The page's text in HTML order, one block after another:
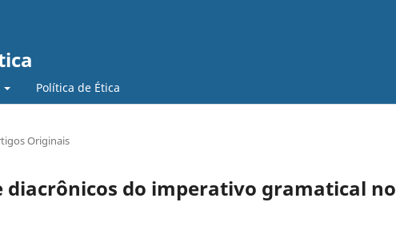
Política de Ética
Originais
diacrônicos do imperativo gramatical no